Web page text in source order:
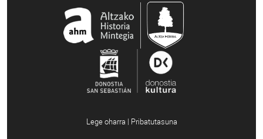
Lege oharra | Pribatutasuna